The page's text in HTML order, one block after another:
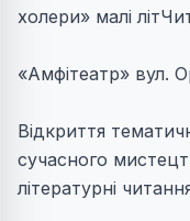
холери» малі
«Амфітеатр» вул.
Відкриття
сучасного
літературні